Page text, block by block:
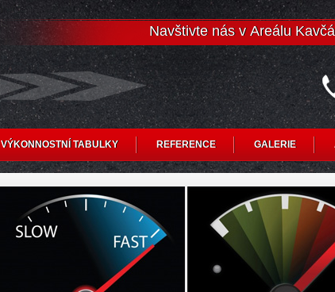
Navštivte nás v Areálu
VÝKONNOSTNÍ TABULKY REFERENCE GALERIE